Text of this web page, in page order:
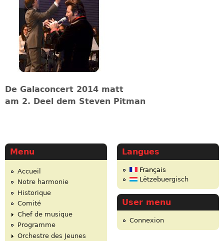
De Galaconcert 2014 matt
am 2. Deel dem Steven Pitman
Menu
Accueil
Notre harmonie
Historique
Comité
Chef de musique
Programme
Orchestre des Jeunes
Langues
Français
Lëtzebuergisch
User menu
Connexion